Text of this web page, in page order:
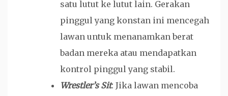
satu lutut ke lutut lain. Gerakan
pinggul yang konstan ini mencegah
lawan untuk menanamkan berat
badan mereka atau mendapatkan
kontrol pinggul yang stabil.
Wrestler’s Sit: Jika lawan mencoba